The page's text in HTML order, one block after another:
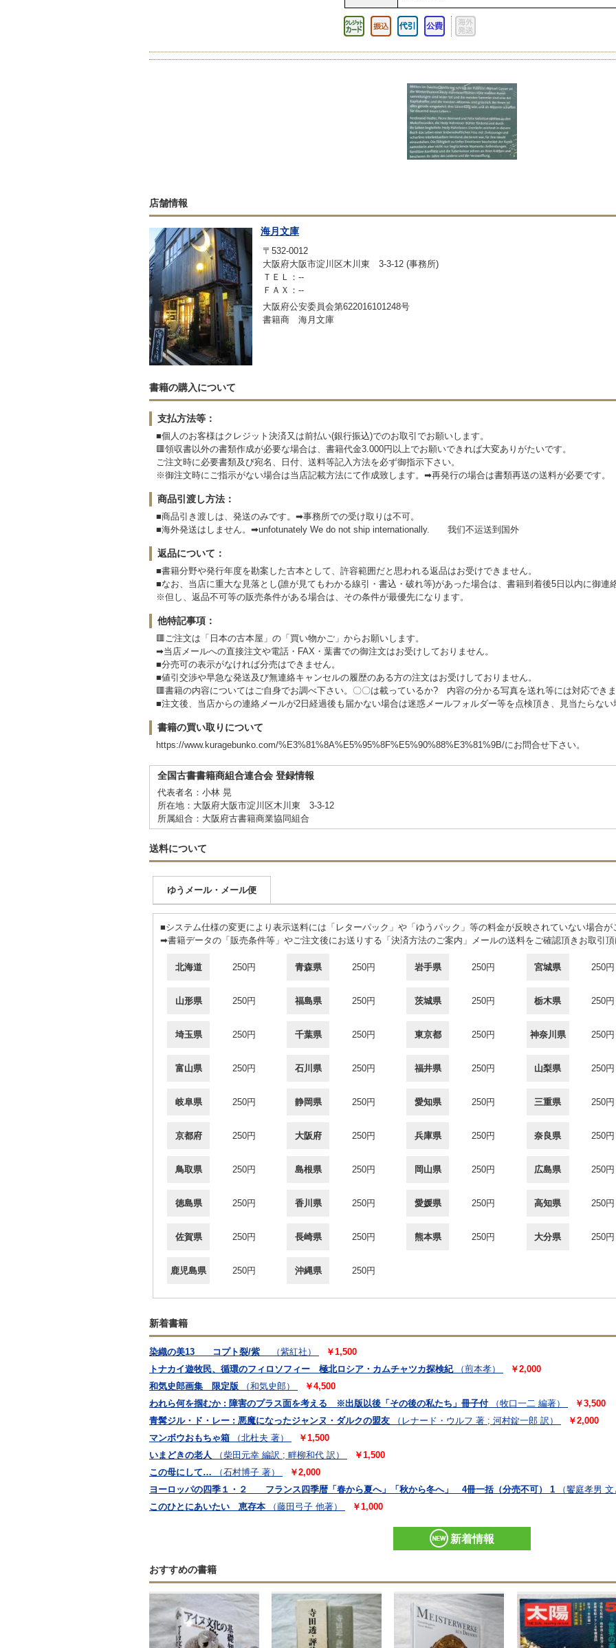
店舗情報
海月文庫
〒532-0012
大阪府大阪市淀川区木川東 3-3-12 (事務所)
ＴＥＬ：--
ＦＡＸ：--
大阪府公安委員会第622016101248号
書籍商 海月文庫
書籍の購入について
支払方法等：
■個人のお客様はクレジット決済又は前払い(銀行振込)でのお取引でお願いします。
🟥領収書以外の書類作成が必要な場合は、書籍代金3.000円以上でお願いできれば大変ありがたいです。
ご注文時に必要書類及び宛名、日付、送料等記入方法を必ず御指示下さい。
※御注文時にご指示がない場合は当店記載方法にて作成致します。➡再発行の場合は書類再送の送料が必要です。
商品引渡し方法：
■商品引き渡しは、発送のみです。➡事務所での受け取りは不可。
■海外発送はしません。➡unfotunately We do not ship internationally. 我们不运送到国外
返品について：
■書籍分野や発行年度を勘案した古本として、許容範囲だと思われる返品はお受けできません。
■なお、当店に重大な見落とし(誰が見てもわかる線引・書込・破れ等)があった場合は、書籍到着後5日以内に御連
※但し、返品不可等の販売条件がある場合は、その条件が最優先になります。
他特記事項：
🟥ご注文は「日本の古本屋」の「買い物かご」からお願いします。
➡当店メールへの直接注文や電話・FAX・葉書での御注文はお受けしておりません。
■分売可の表示がなければ分売はできません。
■値引交渉や早急な発送及び無連絡キャンセルの履歴のある方の注文はお受けしておりません。
🟥書籍の内容についてはご自身でお調べ下さい。〇〇は載っているか? 内容の分かる写真を送れ等には対応できま
■注文後、当店からの連絡メールが2日経過後も届かない場合は迷惑メールフォルダー等を点検頂き、見当たらない
書籍の買い取りについて
https://www.kuragebunko.com/%E3%81%8A%E5%95%8F%E5%90%88%E3%81%9B/にお問合せ下さい。
全国古書書籍商組合連合会 登録情報
代表者名：小林 晃
所在地：大阪府大阪市淀川区木川東 3-3-12
所属組合：大阪府古書籍商業協同組合
送料について
ゆうメール・メール便
■システム仕様の変更により表示送料には「レターパック」や「ゆうパック」等の料金が反映されていない場合が
➡書籍データの「販売条件等」やご注文後にお送りする「決済方法のご案内」メールの送料をご確認頂きお取引頂
北海道 250円 青森県 250円 岩手県 250円 宮城県 250円
山形県 250円 福島県 250円 茨城県 250円 栃木県 250円
埼玉県 250円 千葉県 250円 東京都 250円 神奈川県 250円
富山県 250円 石川県 250円 福井県 250円 山梨県 250円
岐阜県 250円 静岡県 250円 愛知県 250円 三重県 250円
京都府 250円 大阪府 250円 兵庫県 250円 奈良県 250円
鳥取県 250円 島根県 250円 岡山県 250円 広島県 250円
徳島県 250円 香川県 250円 愛媛県 250円 高知県 250円
佐賀県 250円 長崎県 250円 熊本県 250円 大分県 250円
鹿児島県 250円 沖縄県 250円
新着書籍
染織の美13 コプト裂/紫 （紫紅社）
￥1,500
トナカイ遊牧民、循環のフィロソフィー 極北ロシア・カムチャツカ探検紀
（煎本孝）
￥2,000
和気史郎画集 限定版
（和気史郎）
￥4,500
われら何を掴むか : 障害のプラス面を考える ※出版以後「その後の私たち」冊子付
（牧口一二 編著）
￥3,500
青髯ジル・ド・レー : 悪魔になったジャンヌ・ダルクの盟友
（レナード・ウルフ 著 ; 河村錠一郎 訳）
￥2,000
マンボウおもちゃ箱
（北杜夫 著）
￥1,500
いまどきの老人
（柴田元幸 編訳 ; 畔柳和代 訳）
￥1,500
この母にして…
（石村博子 著）
￥2,000
ヨーロッパの四季１・２ フランス四季暦「春から夏へ」「秋から冬へ」 4冊一括（分売不可） 1
（饗庭孝男 文
このひとにあいたい 恵存本
（藤田弓子 他著） ￥1,000
新着情報
おすすめの書籍